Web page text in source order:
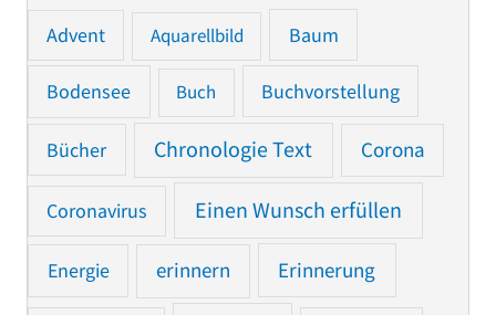
Advent Aquarellbild Baum
Bodensee Buch Buchvorstellung
Bücher Chronologie Text Corona
Coronavirus Einen Wunsch erfüllen
Energie erinnern Erinnerung